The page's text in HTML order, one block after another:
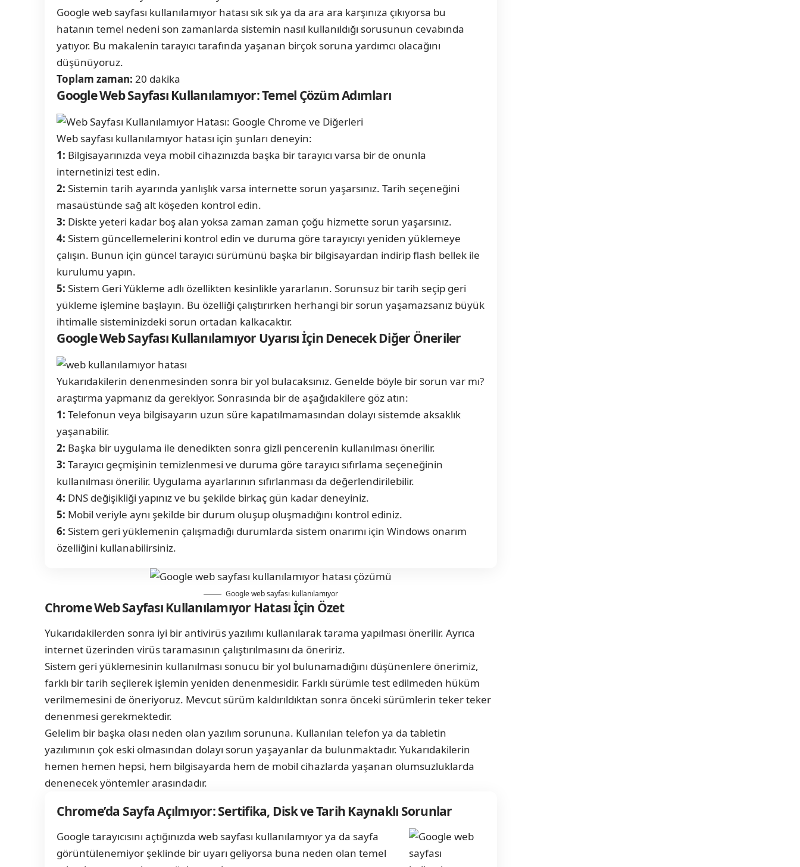
Google web sayfası kullanılamıyor hatası sık sık ya da ara ara karşınıza çıkıyorsa bu
hatanın temel nedeni son zamanlarda sistemin nasıl kullanıldığı sorusunun cevabında
yatıyor. Bu makalenin tarayıcı tarafında yaşanan birçok soruna yardımcı olacağını
düşünüyoruz.
Toplam zaman: 20 dakika
Google Web Sayfası Kullanılamıyor: Temel Çözüm Adımları
Web sayfası kullanılamıyor hatası için şunları deneyin:
1: Bilgisayarınızda veya mobil cihazınızda başka bir tarayıcı varsa bir de onunla
internetinizi test edin.
2: Sistemin tarih ayarında yanlışlık varsa internette sorun yaşarsınız. Tarih seçeneğini
masaüstünde sağ alt köşeden kontrol edin.
3: Diskte yeteri kadar boş alan yoksa zaman zaman çoğu hizmette sorun yaşarsınız.
4: Sistem güncellemelerini kontrol edin ve duruma göre tarayıcıyı yeniden yüklemeye
çalışın. Bunun için güncel tarayıcı sürümünü başka bir bilgisayardan indirip flash bellek ile
kurulumu yapın.
5: Sistem Geri Yükleme adlı özellikten kesinlikle yararlanın. Sorunsuz bir tarih seçip geri
yükleme işlemine başlayın. Bu özelliği çalıştırırken herhangi bir sorun yaşamazsanız büyük
ihtimalle sisteminizdeki sorun ortadan kalkacaktır.
Google Web Sayfası Kullanılamıyor Uyarısı İçin Denecek Diğer Öneriler
Yukarıdakilerin denenmesinden sonra bir yol bulacaksınız. Genelde böyle bir sorun var mı?
araştırma yapmanız da gerekiyor. Sonrasında bir de aşağıdakilere göz atın:
1: Telefonun veya bilgisayarın uzun süre kapatılmamasından dolayı sistemde aksaklık
yaşanabilir.
2: Başka bir uygulama ile denedikten sonra gizli pencerenin kullanılması önerilir.
3: Tarayıcı geçmişinin temizlenmesi ve duruma göre tarayıcı sıfırlama seçeneğinin
kullanılması önerilir. Uygulama ayarlarının sıfırlanması da değerlendirilebilir.
4: DNS değişikliği yapınız ve bu şekilde birkaç gün kadar deneyiniz.
5: Mobil veriyle aynı şekilde bir durum oluşup oluşmadığını kontrol ediniz.
6: Sistem geri yüklemenin çalışmadığı durumlarda sistem onarımı için Windows onarım
özelliğini kullanabilirsiniz.
Google web sayfası kullanılamıyor
Chrome Web Sayfası Kullanılamıyor Hatası İçin Özet
Yukarıdakilerden sonra iyi bir antivirüs yazılımı kullanılarak tarama yapılması önerilir. Ayrıca
internet üzerinden virüs taramasının çalıştırılmasını da öneririz.
Sistem geri yüklemesinin kullanılması sonucu bir yol bulunamadığını düşünenlere önerimiz,
farklı bir tarih seçilerek işlemin yeniden denenmesidir. Farklı sürümle test edilmeden hüküm
verilmemesini de öneriyoruz. Mevcut sürüm kaldırıldıktan sonra önceki sürümlerin teker teker
denenmesi gerekmektedir.
Gelelim bir başka olası neden olan yazılım sorununa. Kullanılan telefon ya da tabletin
yazılımının çok eski olmasından dolayı sorun yaşayanlar da bulunmaktadır. Yukarıdakilerin
hemen hemen hepsi, hem bilgisayarda hem de mobil cihazlarda yaşanan olumsuzluklarda
denenecek yöntemler arasındadır.
Chrome’da Sayfa Açılmıyor: Sertifika, Disk ve Tarih Kaynaklı Sorunlar
Google tarayıcısını açtığınızda web sayfası kullanılamıyor ya da sayfa
görüntülenemiyor şeklinde bir uyarı geliyorsa buna neden olan temel